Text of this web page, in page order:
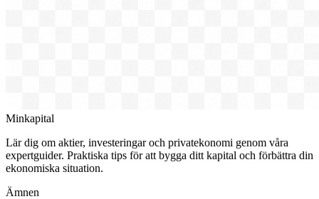
Minkapital
Lär dig om aktier, investeringar och privatekonomi genom våra
expertguider. Praktiska tips för att bygga ditt kapital och förbättra din
ekonomiska situation.
Ämnen